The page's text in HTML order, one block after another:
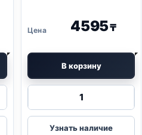
4595₸
В корзину
Количество
Pro
Узнать наличие